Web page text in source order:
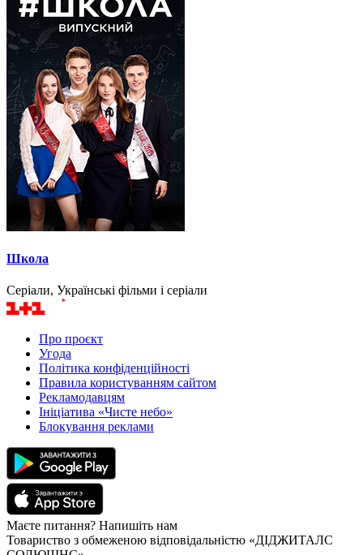
Школа
Серіали, Українські фільми і серіали
Про проєкт
Угода
Політика конфіденційності
Правила користуванням сайтом
Рекламодавцям
Ініціатива «Чисте небо»
Блокування реклами
Маєте питання? Напишіть нам
Товариство з обмеженою відповідальністю «ДІДЖИТАЛС